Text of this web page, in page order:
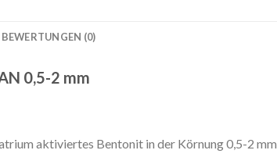
BEWERTUNGEN (0)
0,5-2 mm
aktiviertes Bentonit in der Körnung 0,5-2